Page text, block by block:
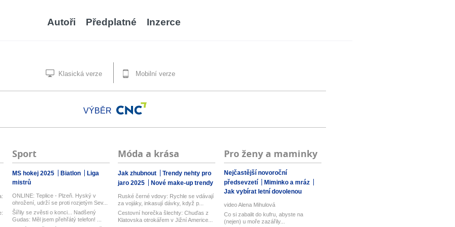
Autoři Předplatné Inzerce
Klasická verze Mobilní verze
VÝBĚR
Sport
MS hokej 2025 Biatlon
Liga
mistrů
ONLINE: Teplice - Plzeň. Hyský v
ohrožení, udrží se proti rozjetým Sev...
Šířily se zvěsti o konci... Nadšený
Gudas: Měl jsem přehřátý telefon! ...
Móda a krása
Jak zhubnout
Trendy nehty pro
jaro 2025
Nové make-up trendy
Ruské černé vdovy: Rychle se vdávají
za vojáky, inkasují dávky, když p...
Cestovní horečka šlechty: Chuďas z
Klatovska otrokářem v Jižní Americe...
Pro ženy a maminky
Nejčastější novoroční
předsevzetí
Miminko a mráz
Jak vybírat letní dovolenou
video Alena Mihulová
Co si zabalit do kufru, abyste na
(nejen) u moře zazářily...